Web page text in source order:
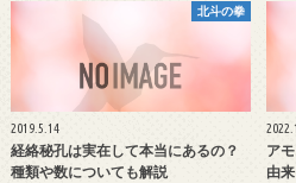
北斗の拳
2019.5.14
経絡秘孔は実在して本当にあるの？
種類や数についても解説
ア
由